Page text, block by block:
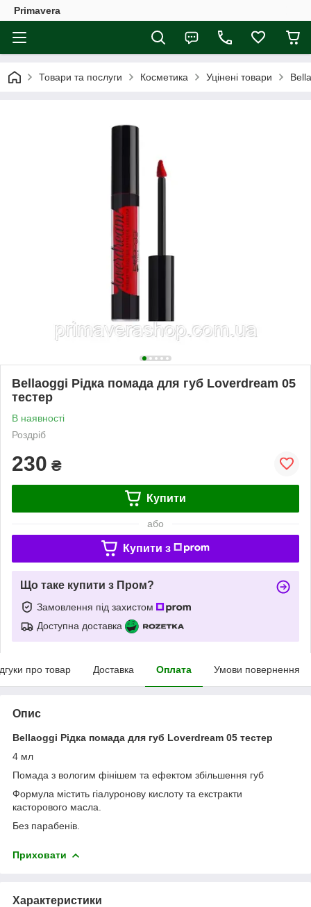
Primavera
Товари та послуги Косметика Уцінені товари
Bellaoggi Рідка помада для губ Loverdream 05
тестер
В наявності
Роздріб
230 ₴
Купити
або
Купити з
Що таке купити з Пром?
Замовлення під захистом
Доступна доставка
про товар Доставка Оплата Умови повернення
Опис
Bellaoggi Рідка помада для губ Loverdream 05 тестер
4 мл
Помада з вологим фінішем та ефектом збільшення губ
Формула містить гіалуронову кислоту та екстракти
касторового масла.
Без парабенів.
Приховати
Характеристики